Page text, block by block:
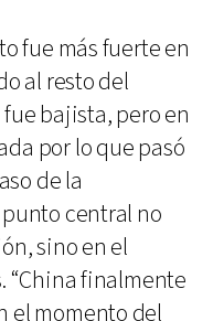
fue más fuerte en
al resto del
bajista, pero en
por lo que pasó
de la
central no
sino en el
“China finalmente
el momento del